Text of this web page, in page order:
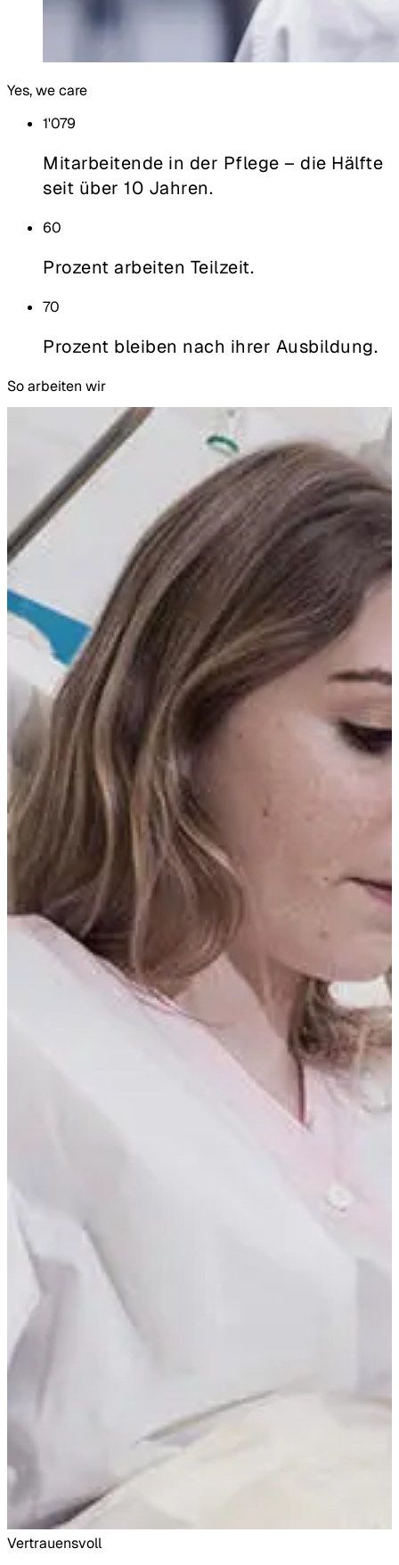
Yes, we care
1'079
Mitarbeitende in der Pflege – die Hälfte
seit über 10 Jahren.
60
Prozent arbeiten Teilzeit.
70
Prozent bleiben nach ihrer Ausbildung.
So arbeiten wir
Vertrauensvoll